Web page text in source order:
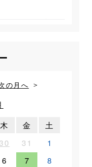
の月へ
木 金
土
30 31
1
6 7
8